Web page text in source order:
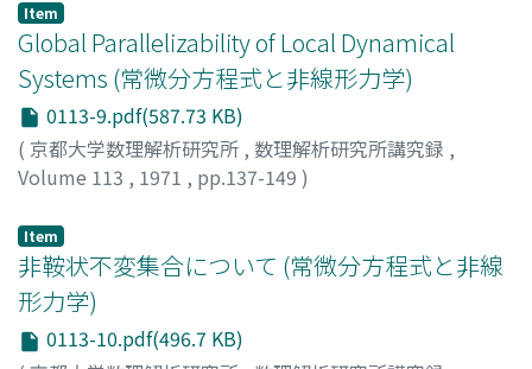
Item
Global Parallelizability of Local Dynamical
Systems (常微分方程式と非線形力学)
0113-9.pdf(587.73 KB)
( 京都大学数理解析研究所 , 数理解析研究所講究録 ,
Volume 113 , 1971 , pp.137-149 )
Item
非鞍状不変集合について (常微分方程式と非線
形力学)
0113-10.pdf(496.7 KB)